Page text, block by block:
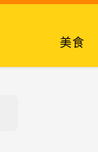
美食